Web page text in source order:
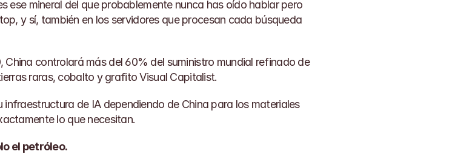
ese mineral del que probablemente nunca has oído hablar pero
y sí, también en los servidores que procesan cada búsqueda
controlará más del 60% del suministro mundial refinado de
raras, cobalto y grafito Visual Capitalist.
de IA dependiendo de China para los materiales
lo que necesitan.
el petróleo.